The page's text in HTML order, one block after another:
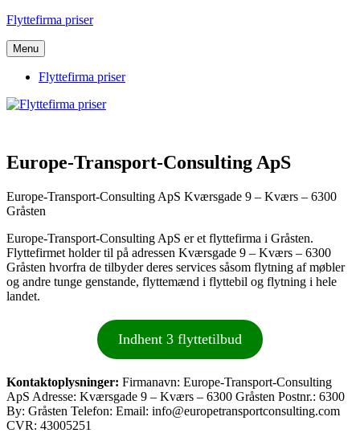
Videre
indhold
Flyttefirma priser
Menu
Flyttefirma priser
Europe-Transport-Consulting ApS
Europe-Transport-Consulting ApS Kværsgade 9 – Kværs – 6300
Gråsten
Europe-Transport-Consulting ApS er et flyttefirma i Gråsten.
Flyttefirmet holder til på adressen Kværsgade 9 – Kværs – 6300
Gråsten hvorfra de tilbyder deres services såsom flytning af møbler
og andre tunge genstande, flyttemænd i flyttebil og flytning i hele
landet.
Indhent 3 flyttetilbud
Kontaktoplysninger: Firmanavn: Europe-Transport-Consulting
ApS Adresse: Kværsgade 9 – Kværs – 6300 Gråsten Postnr.: 6300
By: Gråsten Telefon: Email: info@europetransportconsulting.com
CVR: 43005251